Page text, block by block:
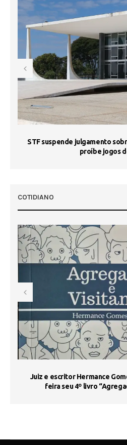
STF suspende julgamento
proíbe jogos
COTIDIANO
Juiz e escritor Hermance
feira seu 4º livro